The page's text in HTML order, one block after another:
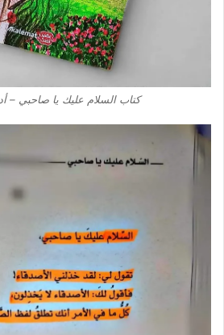
كتاب السلام عليك يا صاحبي –